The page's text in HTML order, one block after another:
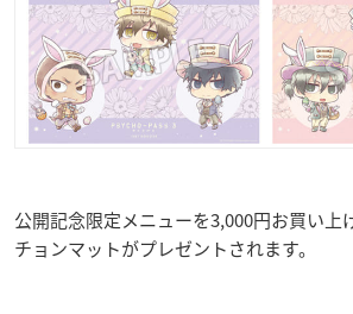
公開記念限定メニューを3,000円お買い上
チョンマットがプレゼントされます。